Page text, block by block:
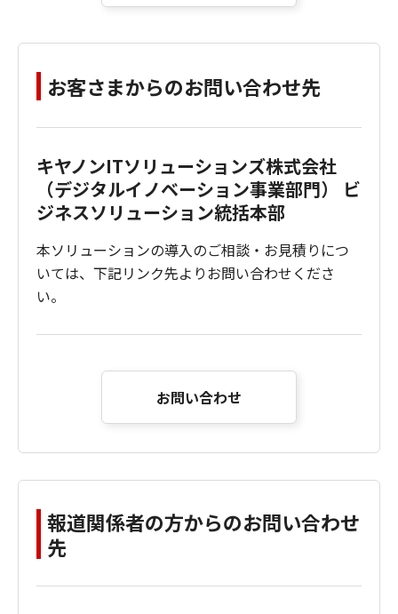
お客さまからのお問い合わせ先
キヤノンITソリューションズ株式会社
（デジタルイノベーション事業部門） ビ
ジネスソリューション統括本部
本ソリューションの導入のご相談・お見積りにつ
いては、下記リンク先よりお問い合わせくださ
い。
お問い合わせ
報道関係者の方からのお問い合わせ
先